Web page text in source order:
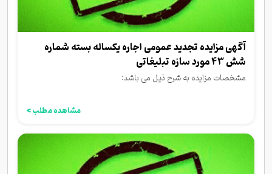
آگهی مزایده تجدید عمومی اجاره یکساله بسته شماره
شش 43 مورد سازه تبلیغاتی
مشخصات مزایده به شرح ذیل می باشد:
مشاهده مطلب >